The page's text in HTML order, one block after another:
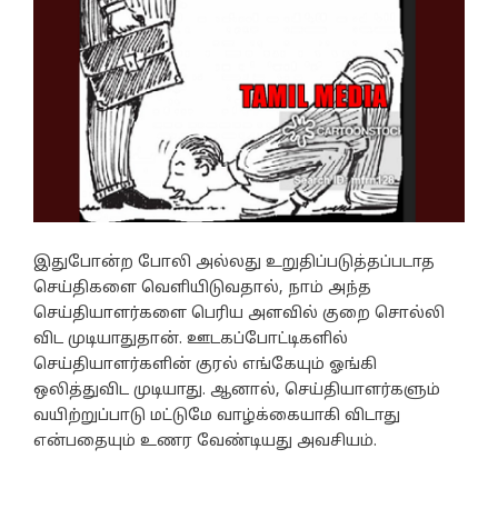
இதுபோன்ற போலி அல்லது உறுதிப்படுத்தப்படாத
செய்திகளை வெளியிடுவதால், நாம் அந்த
செய்தியாளர்களை பெரிய அளவில் குறை சொல்லி
விட முடியாதுதான். ஊடகப்போட்டிகளில்
செய்தியாளர்களின் குரல் எங்கேயும் ஓங்கி
ஒலித்துவிட முடியாது. ஆனால், செய்தியாளர்களும்
வயிற்றுப்பாடு மட்டுமே வாழ்க்கையாகி விடாது
என்பதையும் உணர வேண்டியது அவசியம்.